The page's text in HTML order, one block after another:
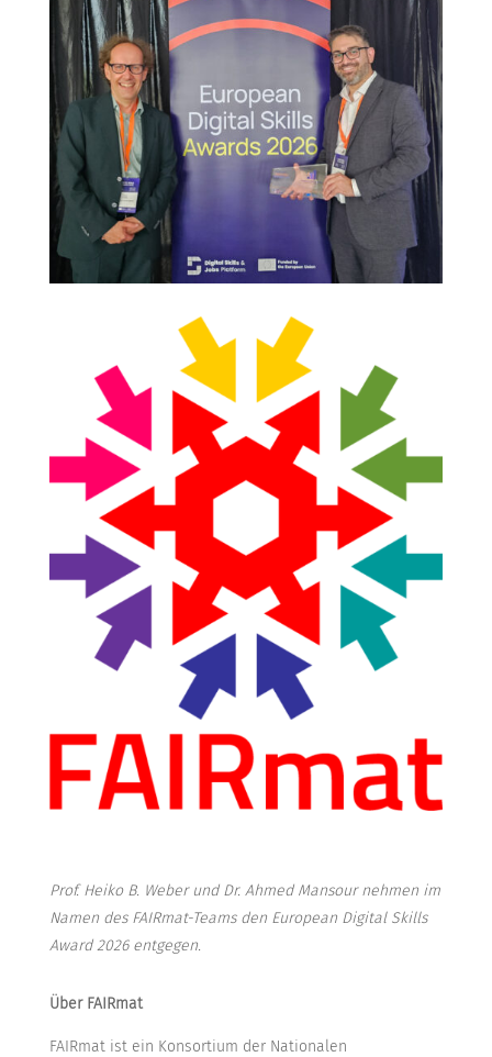
Prof. Heiko B. Weber und Dr. Ahmed Mansour nehmen im
Namen des FAIRmat-Teams den European Digital Skills
Award 2026 entgegen.
Über FAIRmat
FAIRmat ist ein Konsortium der Nationalen